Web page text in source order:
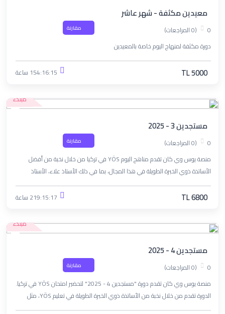
معيدين مكثفة - شهر عاشر
0 (0 المراجعات) مقارنة
دورة مكثفة لمنهاج اليوم خاصة بالمعيدين
TL 5000 154:16:15 ساعة
مبتدء
مستجدين 3 - 2025
0 (0 المراجعات) مقارنة
منصة يوس وي كان تقدم مناهج اليوم YÖS في تركيا من خلال نخبة من أفضل
الأساتذة ذوي الخبرة الطويلة في هذا المجال، بما في ذلك الأستاذ علاء، الأستاذ
ناصيف، الأستاذ أحمد معيرية، والآنسة نسرين رحال. نرحب بكم في دورة مستجدين 3 -
2025.
TL 6800 219:15:17 ساعة
مبتدء
مستجدين 4 - 2025
0 (0 المراجعات) مقارنة
منصة يوس وي كان تقدم دورة "مستجدين 4 - 2025" لتحضير امتحان YÖS في تركيا.
الدورة تقدم من خلال نخبة من الأساتذة ذوي الخبرة الطويلة في تعليم YÖS، مثل
الأستاذ علاء، الأستاذ ناصيف، الأستاذ أحمد معيرية، والآنسة نسرين رحال.